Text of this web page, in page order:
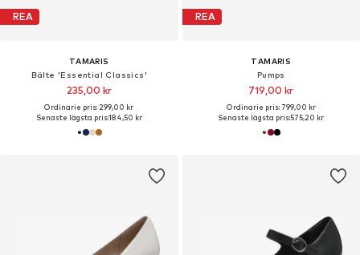
REA
TAMARIS
Bälte 'Essential Classics'
235,00 kr
Ordinarie pris: 299,00 kr
Senaste lägsta pris:184,50 kr
REA
TAMARIS
Pumps
719,00 kr
Ordinarie pris: 799,00 kr
Senaste lägsta pris:575,20 kr